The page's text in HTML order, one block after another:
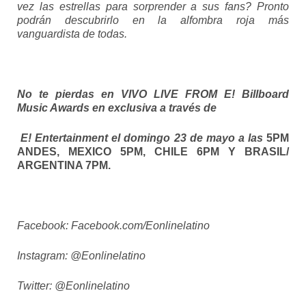
vez las estrellas para sorprender a sus fans? Pronto
podrán descubrirlo en la alfombra roja más
vanguardista de todas.
No te pierdas en VIVO LIVE FROM E! Billboard
Music Awards en exclusiva a través de
E! Entertainment el domingo 23 de mayo a las 5PM
ANDES, MEXICO 5PM, CHILE 6PM Y BRASIL/
ARGENTINA 7PM.
Facebook: Facebook.com/Eonlinelatino
Instagram: @Eonlinelatino
Twitter: @Eonlinelatino